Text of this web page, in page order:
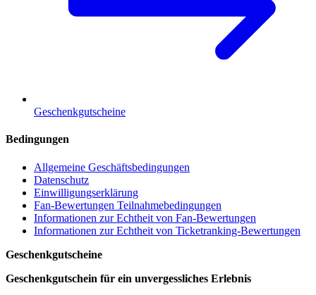
Geschenkgutscheine
Bedingungen
Allgemeine Geschäftsbedingungen
Datenschutz
Einwilligungserklärung
Fan-Bewertungen Teilnahmebedingungen
Informationen zur Echtheit von Fan-Bewertungen
Informationen zur Echtheit von Ticketranking-Bewertungen
Geschenkgutscheine
Geschenkgutschein für ein unvergessliches Erlebnis